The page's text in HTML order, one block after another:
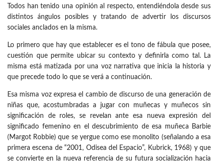
Todos han tenido una opinión al respecto, entendiéndola desde sus
distintos ángulos posibles y tratando de advertir los discursos
sociales anclados en la misma.
Lo primero que hay que establecer es el tono de fábula que posee,
cuestión que permite ubicar su contexto y definirla como tal. La
misma está matizada por una voz narrativa que inicia la historia y
que precede todo lo que se verá a continuación.
Esa misma voz expresa el cambio de discurso de una generación de
niñas que, acostumbradas a jugar con muñecas y muñecos sin
significación de roles, se revelan ante esa nueva expresión del
significado femenino en el descubrimiento de esa muñeca Barbie
(Margot Robbie) que se yergue como ese monolito (señalando a esa
primera escena de “2001, Odisea del Espacio”, Kubrick, 1968) y que
se convierte en la nueva referencia de su futura socialización hacia